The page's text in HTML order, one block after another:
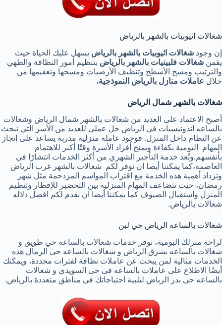
شغالات اثيوبيات بالشهر بالرياض
إن وجود شغالات اثيوبيات بالشهر بالرياض يسهل عليك الحياة حيث
يقمن شغالات فلبينيات بالشهر بالرياض بتنظيم أمور النظافة والطهي
والترتيب ومسح الأسطح وتنظيف الأرضيات ومسحها وتعقيمها من
خلال عاملات منازل بالرياض النموذجية.
شغالات بالشهر شمال الرياض
أصبح الاعتماد على العديد من شغالات بالشهر شمال الرياض وشغالات
بالساعه اندونيسيات في الرياض حل عملى للعديد من الأسر التي تبحث
عن النظام داخل المنزل. فوجود عاملة منزلية مدربة يساعد على إنجاز
المهام اليومية بكفاءة ويمنح أفراد الأسرة وقتًا أكبر للاهتمام
بأنفسهم.وتُعد خدمة التأجير الشهري من أكثر الخدمات انتشارًا في
العاصمة،كما يمكننا أيضا ان نوفر لكم شغالات بالشهر غرب الرياض
وتزداد أهمية هذه الخدمة مع اقتراب المواسم المزدحمة مثل شهر
رمضان، حيث تتضاعف المهام المنزلية بين التحضير للإفطار وتنظيم
المنزل واستقبال الضيوف كما يمكننا أيضا ان نقدم لكم افضل دلاله
شغالات بالرياض.
شغالات بالساعه الرياض حي لبن
لراحة منزلك اليومية، نوفر خدمات شغالات بالساعه حي طويق و
شغالات بالساعه بشرق الرياض و شغالات بالساعه حى الرمال هذه
الخدمات مثالية لمن يبحث عن عاملات نظافة لفترات محددة، ويمكنك
أيضًا الاطلاع على عاملات بالساعه فى حى السويدى و شغالات
بالساعه حي بدر الرياض لتلبية احتياجاتك في مناطق متعددة بالرياض.